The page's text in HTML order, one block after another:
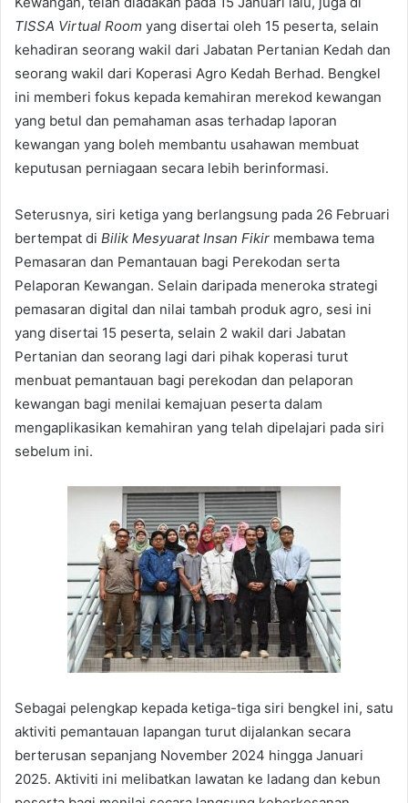
TISSA Virtual Room yang disertai oleh 15 peserta, selain
kehadiran seorang wakil dari Jabatan Pertanian Kedah dan
seorang wakil dari Koperasi Agro Kedah Berhad. Bengkel
ini memberi fokus kepada kemahiran merekod kewangan
yang betul dan pemahaman asas terhadap laporan
kewangan yang boleh membantu usahawan membuat
keputusan perniagaan secara lebih berinformasi.
Seterusnya, siri ketiga yang berlangsung pada 26 Februari
bertempat di Bilik Mesyuarat Insan Fikir membawa tema
Pemasaran dan Pemantauan bagi Perekodan serta
Pelaporan Kewangan. Selain daripada meneroka strategi
pemasaran digital dan nilai tambah produk agro, sesi ini
yang disertai 15 peserta, selain 2 wakil dari Jabatan
Pertanian dan seorang lagi dari pihak koperasi turut
menbuat pemantauan bagi perekodan dan pelaporan
kewangan bagi menilai kemajuan peserta dalam
mengaplikasikan kemahiran yang telah dipelajari pada siri
sebelum ini.
Sebagai pelengkap kepada ketiga-tiga siri bengkel ini, satu
aktiviti pemantauan lapangan turut dijalankan secara
berterusan sepanjang November 2024 hingga Januari
2025. Aktiviti ini melibatkan lawatan ke ladang dan kebun